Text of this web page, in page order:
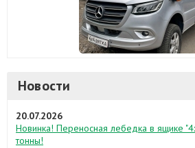
Новости
20.07.2026
Новинка! Переносная лебедка в ящике
тонны!